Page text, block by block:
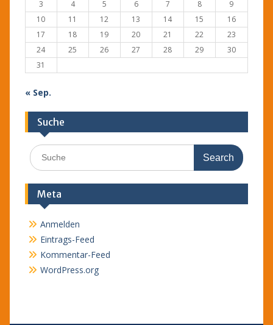
3
4 5 6 7 8
9
10
11 12 13 14 15
16
17
18 19 20 21 22
23
24
25 26 27 28 29
30
31
« Sep.
Suche
Search
for:
Meta
Anmelden
Eintrags-Feed
Kommentar-Feed
WordPress.org